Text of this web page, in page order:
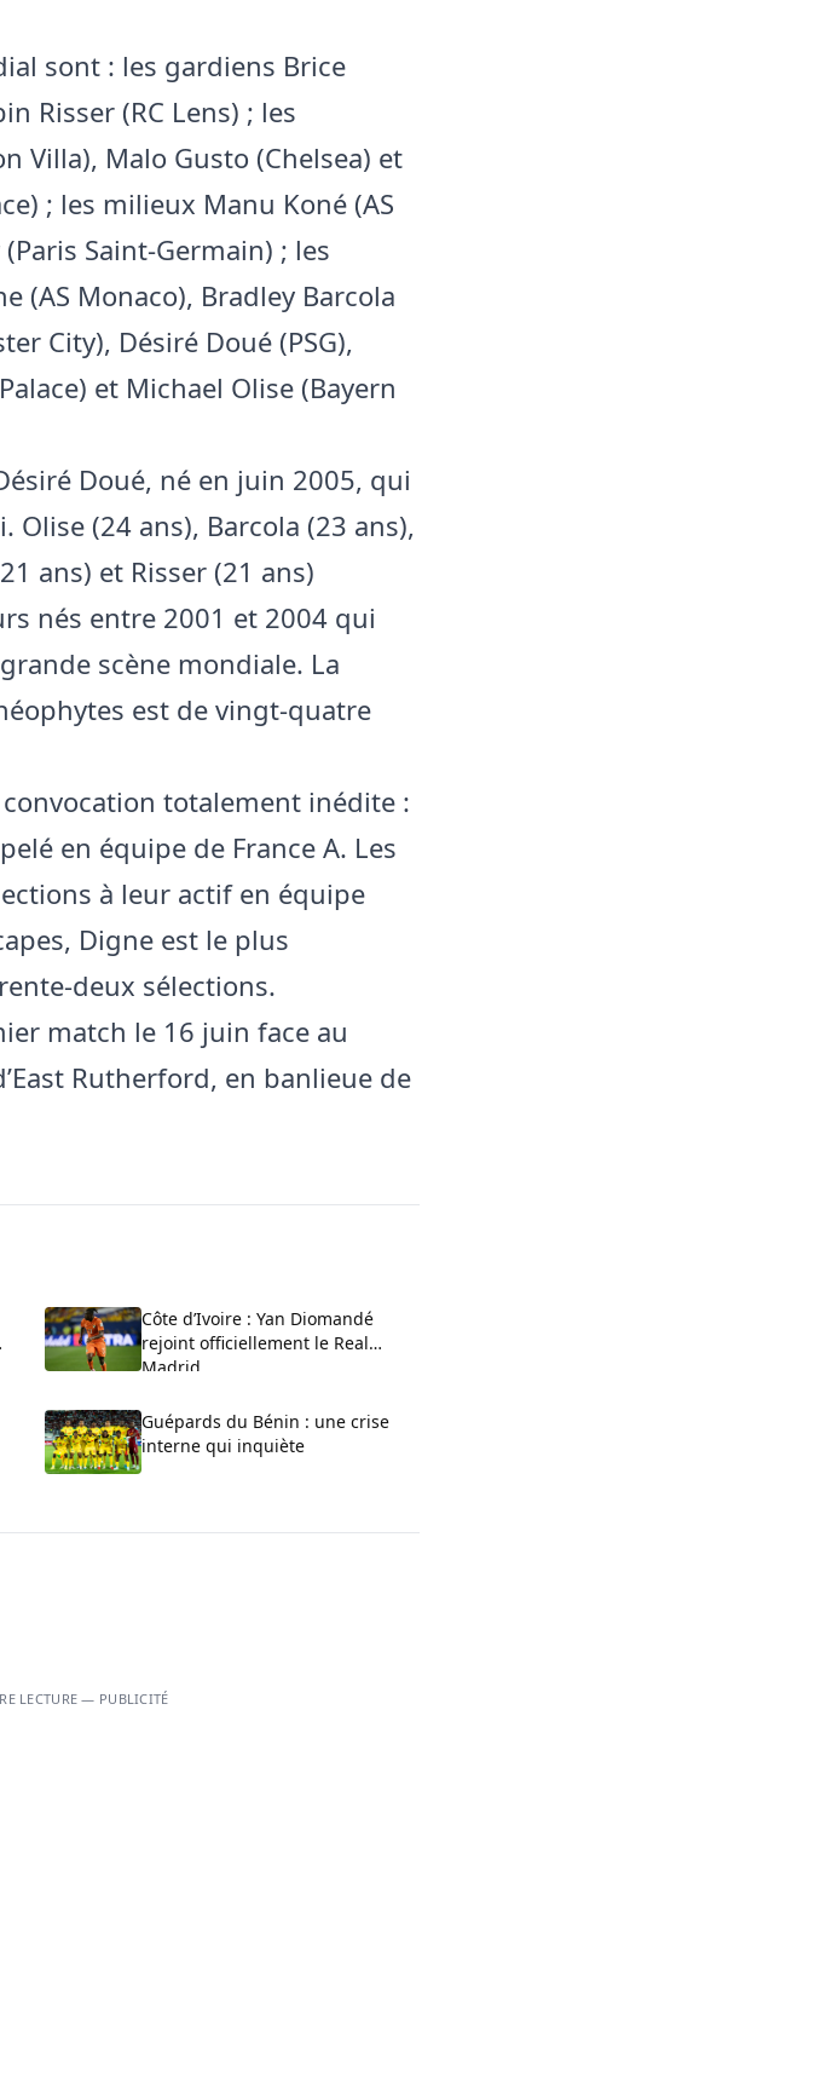
sont : les gardiens Brice
Risser (RC Lens) ; les
Villa), Malo Gusto (Chelsea) et
; les milieux Manu Koné (AS
Saint-Germain) ; les
(AS Monaco), Bradley Barcola
City), Désiré Doué (PSG),
et Michael Olise (Bayern
Doué, né en juin 2005, qui
(24 ans), Barcola (23 ans),
ans) et Risser (21 ans)
nés entre 2001 et 2004 qui
scène mondiale. La
est de vingt-quatre
totalement inédite :
en équipe de France A. Les
à leur actif en équipe
Digne est le plus
deux sélections.
match le 16 juin face au
Rutherford, en banlieue de
Côte d’Ivoire : Yan Diomandé
rejoint officiellement le Real
Madrid
Guépards du Bénin : une crise
interne qui inquiète
LECTURE — PUBLICITÉ